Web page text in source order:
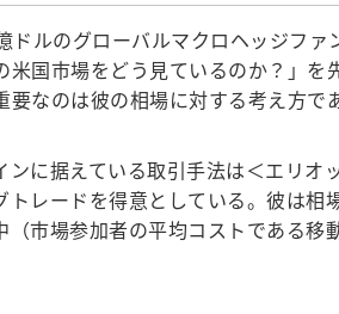
ルのグローバルマクロヘッジファ
国市場をどう見ているのか？」を
なのは彼の相場に対する考え方で
に据えている取引手法は＜エリオ
レードを得意としている。彼は相
市場参加者の平均コストである移